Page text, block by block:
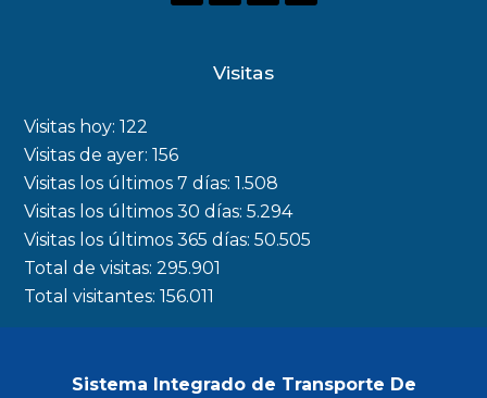
o
k
a
m
r
Visitas
Visitas hoy:122
Visitas de ayer:156
Visitas los últimos 7 días:1.508
Visitas los últimos 30 días:5.294
Visitas los últimos 365 días:50.505
Total de visitas:295.901
Total visitantes:156.011
Sistema Integrado de Transporte De